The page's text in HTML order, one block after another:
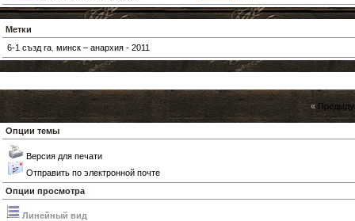
Метки
6-1 създ ra минск – анархия - 2011
«
Опции темы
Версия для печати
Отправить по электронной почте
Опции просмотра
Линейный вид